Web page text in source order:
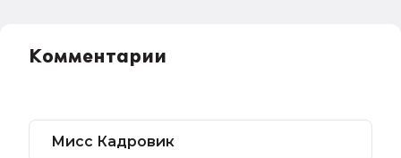
Комментарии